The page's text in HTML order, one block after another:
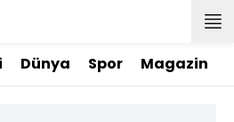
Dünya Spor Magazin